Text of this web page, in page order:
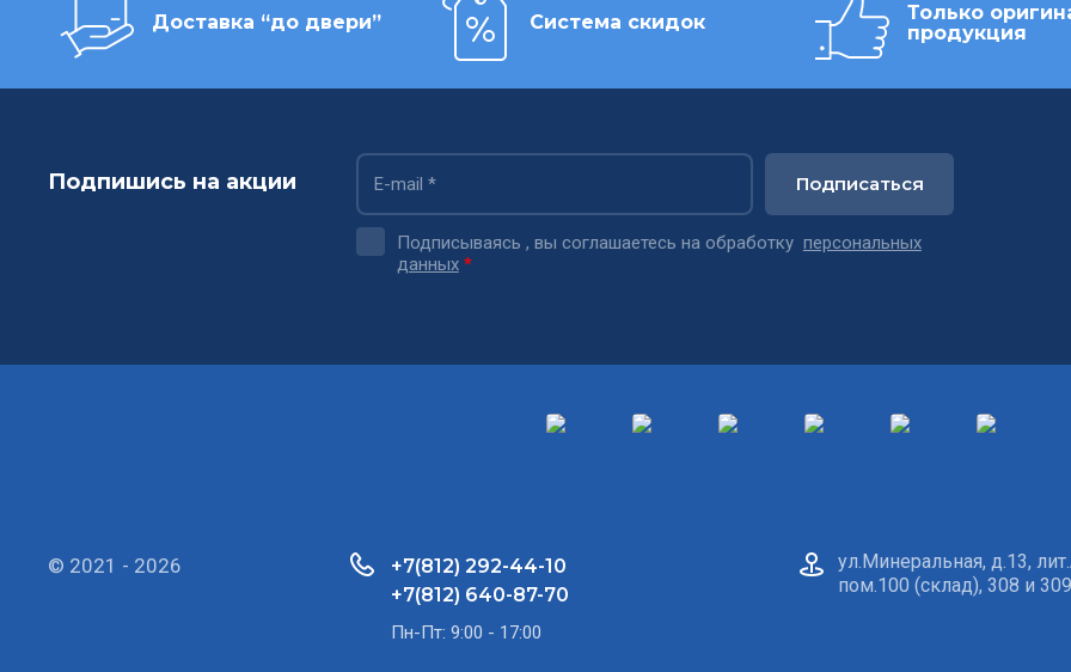
Доставка “до двери” Система скидок
Только
продукция
Подпишись на акции
Подписываясь , вы соглашаетесь на обработку персональных
данных *
Подписаться
© 2021 - 2026
+7(812) 292-44-10
+7(812) 640-87-70
Пн-Пт: 9:00 - 17:00
ул.Минеральная, д.13,
пом.100 (склад), 308 и 309